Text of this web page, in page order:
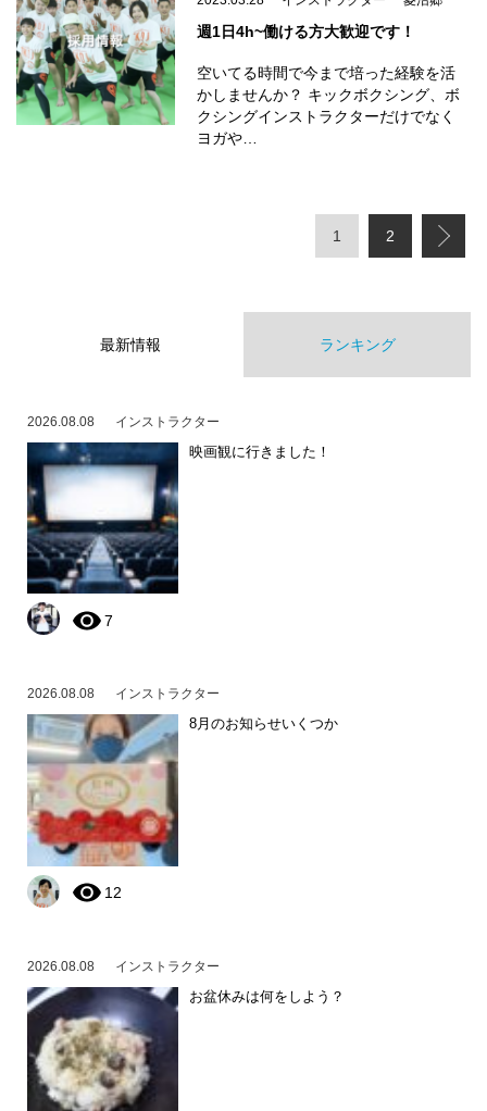
週1日4h~働ける方大歓迎です！
空いてる時間で今まで培った経験を活
かしませんか？ キックボクシング、ボ
クシングインストラクターだけでなく
ヨガや…
1 2
最新情報 ランキング
2026.08.08 インストラクター
映画観に行きました！
7
2026.08.08 インストラクター
8月のお知らせいくつか
12
2026.08.08 インストラクター
お盆休みは何をしよう？